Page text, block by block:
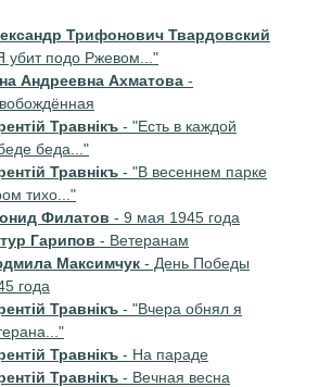
Трифонович Твардовский
убит подо Ржевом..."
Андреевна Ахматова -
Травнiкъ - "Есть в каждой
беда..."
Травнiкъ - "В весеннем парке
тихо..."
Филатов - 9 мая 1945 года
Гарипов - Ветеранам
Максимчук - День Победы
года
Травнiкъ - "Вчера обнял я
Травнiкъ - На параде
Травнiкъ - Вечная весна